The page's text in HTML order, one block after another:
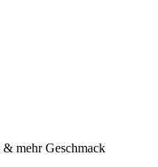
mehr Geschmack